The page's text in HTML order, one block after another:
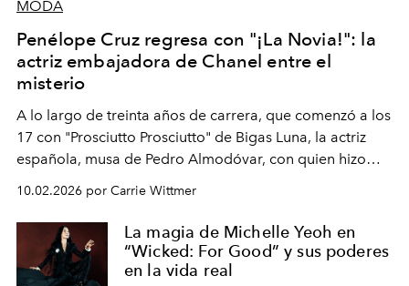
MODA
Penélope Cruz regresa con "¡La Novia!": la
actriz embajadora de Chanel entre el
misterio
A lo largo de treinta años de carrera, que comenzó a los
17 con "Prosciutto Prosciutto" de Bigas Luna, la actriz
española, musa de Pedro Almodóvar, con quien hizo
Barcelona", ha dividido su tiempo entre Europa y
Estados Unidos. Su nueva película, "¡La novia!", está
dirigida por Maggie Gyllenhaal.
10.02.2026 por Carrie Wittmer
La magia de Michelle Yeoh en
“Wicked: For Good” y sus poderes
en la vida real